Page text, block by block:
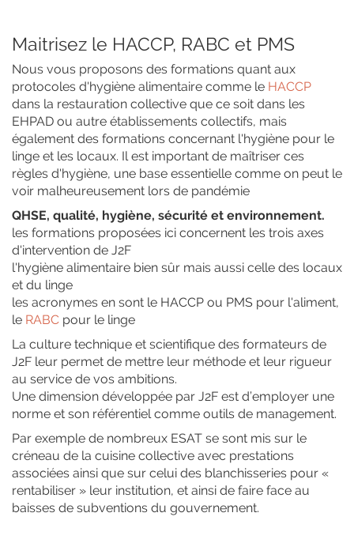
Maitrisez le HACCP, RABC et PMS
Nous vous proposons des formations quant aux
protocoles d'hygiène alimentaire comme le HACCP
dans la restauration collective que ce soit dans les
EHPAD ou autre établissements collectifs, mais
également des formations concernant l'hygiène pour le
linge et les locaux. Il est important de maîtriser ces
règles d'hygiène, une base essentielle comme on peut le
voir malheureusement lors de pandémie
QHSE, qualité, hygiène, sécurité et environnement.
les formations proposées ici concernent les trois axes
d'intervention de J2F
l'hygiène alimentaire bien sûr mais aussi celle des locaux
et du linge
les acronymes en sont le HACCP ou PMS pour l'aliment,
le RABC pour le linge
La culture technique et scientifique des formateurs de
J2F leur permet de mettre leur méthode et leur rigueur
au service de vos ambitions.
Une dimension développée par J2F est d’employer une
norme et son référentiel comme outils de management.
Par exemple de nombreux ESAT se sont mis sur le
créneau de la cuisine collective avec prestations
associées ainsi que sur celui des blanchisseries pour «
rentabiliser » leur institution, et ainsi de faire face au
baisses de subventions du gouvernement.